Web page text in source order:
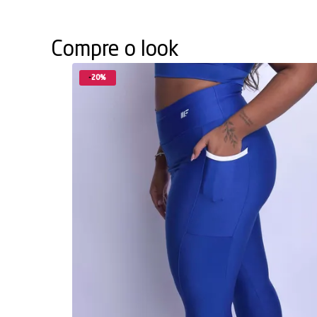
Compre o look
20%